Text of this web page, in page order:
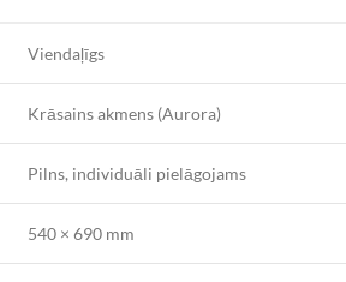
Viendaļīgs
Krāsains akmens (Aurora)
Pilns, individuāli pielāgojams
540 × 690 mm